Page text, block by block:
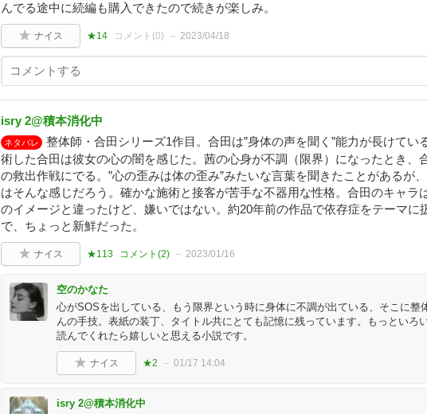
んでる途中に続編も購入できたので続きが楽しみ。
ナイス ★14 コメント(0) 2023/04/18
isry 2@積本消化中
ネタバレ
整体師・合田シリーズ1作目。合田は”身体の声を聞く”能力が長けてい
術した合田は彼女の心の闇を感じた。茜の心身が不調（限界）になったとき、
の救出作戦にでる。”心の歪みは体の歪み”みたいな言葉を聞きたことがあるが
はそんな感じだろう。確かな施術と接客が苦手な不器用な性格。合田のキャラ
のイメージと違ったけど、嫌いではない。約20年前の作品で依存症をテーマに
で、ちょっと新鮮だった。
ナイス ★113 コメント(2) 2023/01/16
空のかなた
心がSOSを出している、もう限界という時に身体に不調が出ている、そこに整
んの手技。表紙の装丁、タイトル共にとても記憶に残っています。もっといろ
読んでくれたら嬉しいと思える小説です。
ナイス ★2 01/17 14:04
isry 2@積本消化中